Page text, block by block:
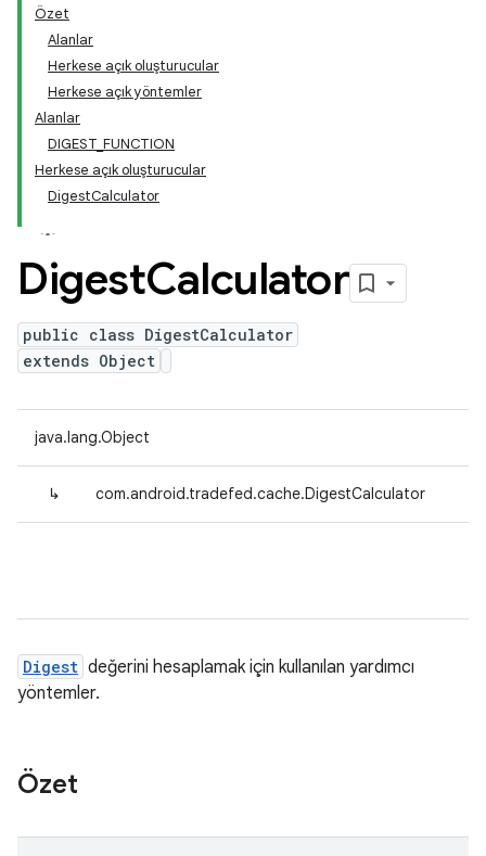
Özet
Alanlar
Herkese açık oluşturucular
Herkese açık yöntemler
Alanlar
DIGEST_FUNCTION
Herkese açık oluşturucular
DigestCalculator
DigestCalculator
public class DigestCalculator
extends Object
java.lang.Object
↳ com.android.tradefed.cache.DigestCalculator
Digest değerini hesaplamak için kullanılan yardımcı
yöntemler.
Özet